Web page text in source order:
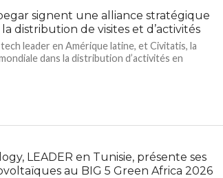
signent une alliance stratégique
distribution de visites et d’activités
leader en Amérique latine, et Civitatis, la
dans la distribution d’activités en
LEADER en Tunisie, présente ses
au BIG 5 Green Africa 2026